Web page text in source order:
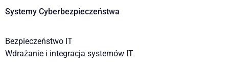
Systemy Cyberbezpieczeństwa
Bezpieczeństwo IT
Wdrażanie i integracja systemów IT